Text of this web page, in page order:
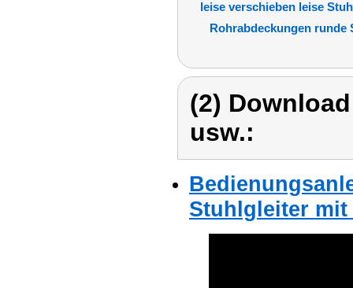
leise verschieben leise
Rohrabdeckungen runde
(2)
usw.:
Stuhlgleiter